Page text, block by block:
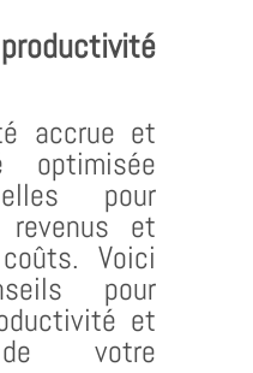
accrue et
optimisée
pour
revenus et
Voici
pour
et
de votre